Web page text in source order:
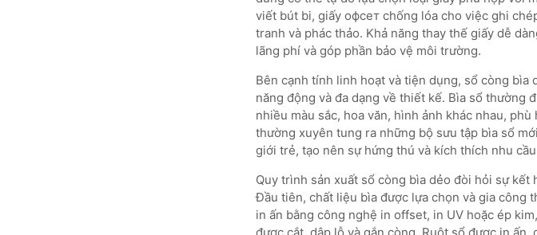
viết bút bi, giấy офсет chống lóa cho việc ghi
tranh và phác thảo. Khả năng thay thế giấy dễ
lãng phí và góp phần bảo vệ môi trường.
Bên cạnh tính linh hoạt và tiện dụng, sổ còng
năng động và đa dạng về thiết kế. Bìa sổ thường
nhiều màu sắc, hoa văn, hình ảnh khác nhau,
thường xuyên tung ra những bộ sưu tập bìa sổ
giới trẻ, tạo nên sự hứng thú và kích thích nhu
Quy trình sản xuất sổ còng bìa dẻo đòi hỏi sự
Đầu tiên, chất liệu bìa được lựa chọn và gia công
in ấn bằng công nghệ in offset, in UV hoặc ép